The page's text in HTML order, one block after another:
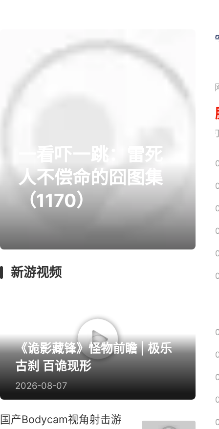
一看吓一跳：雷死
人不偿命的囧图集
（1170）
新游视频
《诡影藏锋》怪物前瞻 | 极乐
古刹 百诡现形
2026-08-07
国产Bodycam视角射击游
网易搜